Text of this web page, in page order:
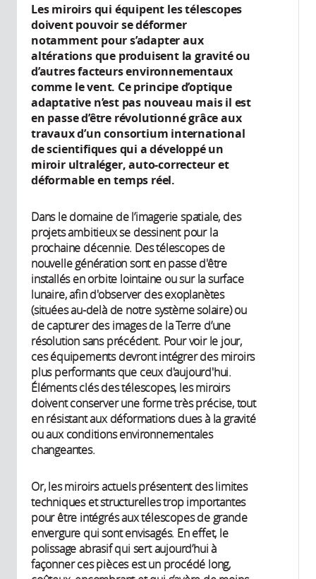
Les miroirs qui équipent les télescopes
doivent pouvoir se déformer
notamment pour s’adapter aux
altérations que produisent la gravité ou
d’autres facteurs environnementaux
comme le vent. Ce principe d’optique
adaptative n’est pas nouveau mais il est
en passe d’être révolutionné grâce aux
travaux d’un consortium international
de scientifiques qui a développé un
miroir ultraléger, auto-correcteur et
déformable en temps réel.
Dans le domaine de l’imagerie spatiale, des
projets ambitieux se dessinent pour la
prochaine décennie. Des télescopes de
nouvelle génération sont en passe d'être
installés en orbite lointaine ou sur la surface
lunaire, afin d'observer des exoplanètes
(situées au-delà de notre système solaire) ou
de capturer des images de la Terre d’une
résolution sans précédent. Pour voir le jour,
ces équipements devront intégrer des miroirs
plus performants que ceux d'aujourd'hui.
Éléments clés des télescopes, les miroirs
doivent conserver une forme très précise, tout
en résistant aux déformations dues à la gravité
ou aux conditions environnementales
changeantes.
Or, les miroirs actuels présentent des limites
techniques et structurelles trop importantes
pour être intégrés aux télescopes de grande
envergure qui sont envisagés. En effet, le
polissage abrasif qui sert aujourd’hui à
façonner ces pièces est un procédé long,